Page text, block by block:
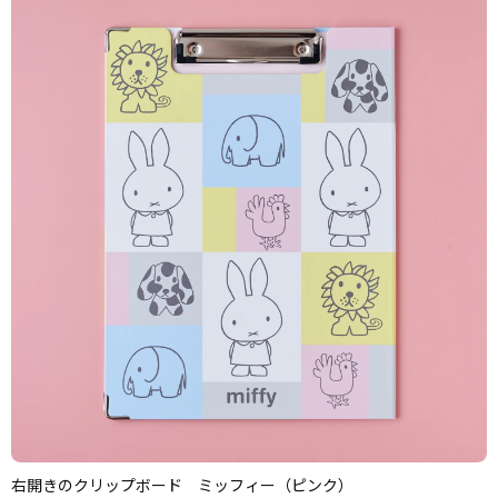
右開きのクリップボード ミッフィー（ピンク）